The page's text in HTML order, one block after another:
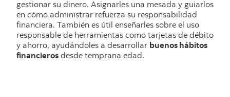
gestionar su dinero. Asignarles una mesada y guiarlos
en cómo administrar refuerza su responsabilidad
financiera. También es útil enseñarles sobre el uso
responsable de herramientas como tarjetas de débito
y ahorro, ayudándoles a desarrollar buenos hábitos
financieros desde temprana edad.